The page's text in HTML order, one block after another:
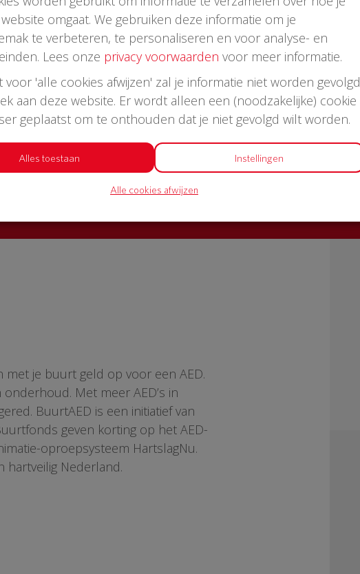
in jouw straat?
een AED + buitenkast met korting
met je buurt geld op voor een AED.
Met meer AED’s in
BuurtAED is een initiatief van
geven korting op het AED-
oproepsysteem HartslagNu.
hartveilig Nederland.
omgaat. We gebruiken deze informatie om je
te verbeteren, te personaliseren en voor analyse- en
Lees onze privacy voorwaarden voor meer informatie.
voor 'alle cookies afwijzen' zal je informatie niet worden gevolgd
aan deze website. Er wordt alleen een (noodzakelijke) cookie
geplaatst om te onthouden dat je niet gevolgd wilt worden.
Alles toestaan Instellingen
Alle cookies afwijzen